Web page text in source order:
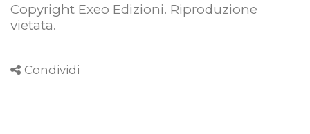
Copyright Exeo Edizioni. Riproduzione
vietata.
Condividi